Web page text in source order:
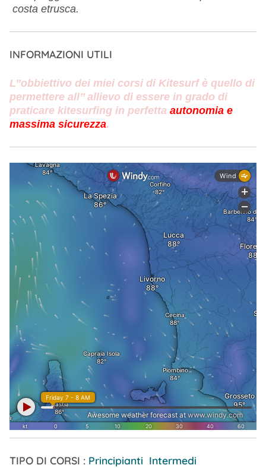
costa etrusca.
INFORMAZIONI UTILI
L’’obbiettivo dei miei corsi di Kitesurf è quello di
permettere all’’ allievo di essere in grado di
praticare kitesurfing in perfetta autonomia e
massima sicurezza.
TIPO DI CORSI : Principianti Intermedi